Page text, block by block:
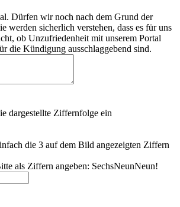
Dürfen wir noch nach dem Grund der
werden sicherlich verstehen, dass es für uns
ob Unzufriedenheit mit unserem Portal
die Kündigung ausschlaggebend sind.
dargestellte Ziffernfolge ein
die 3 auf dem Bild angezeigten Ziffern